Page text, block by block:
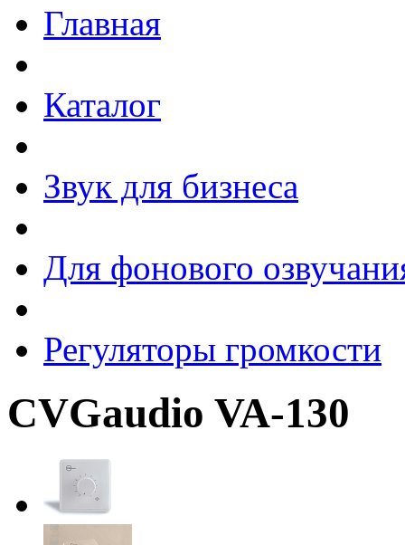
Главная
Каталог
Звук для бизнеса
Для фонового
Регуляторы громкости
CVGaudio VA-130